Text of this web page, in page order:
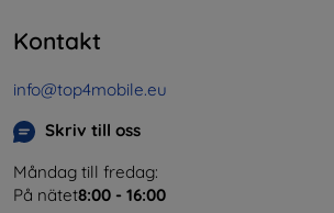
Kontakt
info@top4mobile.eu
Skriv till oss
Måndag till fredag:
På nätet8:00 - 16:00